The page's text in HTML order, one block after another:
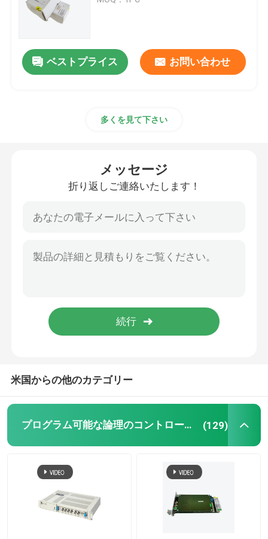
PLC GE ファナック
エマーソン・オベーションDcs
ハニーウェル自動化モジュール
フォックスボロ DCS システム
B&R モジュール
PILZ モジュール
バッハマン電源モジュール
PLC システム コンポーネント
ベストプライス お問い合わせ
多くを見て下さい
メッセージ
折り返しご連絡いたします！
米国からの他のカテゴリー
プログラム可能な論理のコントローラーPLC (129)